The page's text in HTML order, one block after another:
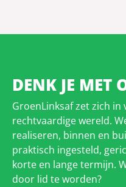
DENK JE MET
GroenLinksaf zet zich
rechtvaardige wereld.
realiseren, binnen en
praktisch ingesteld,
korte en lange termijn.
door lid te worden?